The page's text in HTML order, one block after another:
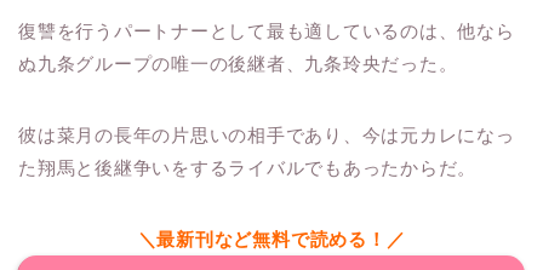
復讐を行うパートナーとして最も適しているのは、他なら
ぬ九条グループの唯一の後継者、九条玲央だった。
彼は菜月の長年の片思いの相手であり、今は元カレになっ
た翔馬と後継争いをするライバルでもあったからだ。
＼最新刊など無料で読める！／